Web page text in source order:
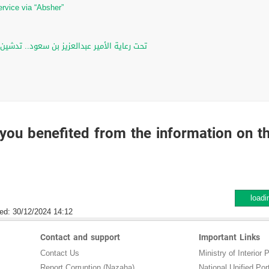
via “Absher”
تحت رعاية الأمير عبدالعزيز بن سعود..
benefited from the information on
30/12/2024 14:12
Contact and support
Contact Us
Important Links
Ministry of Interior